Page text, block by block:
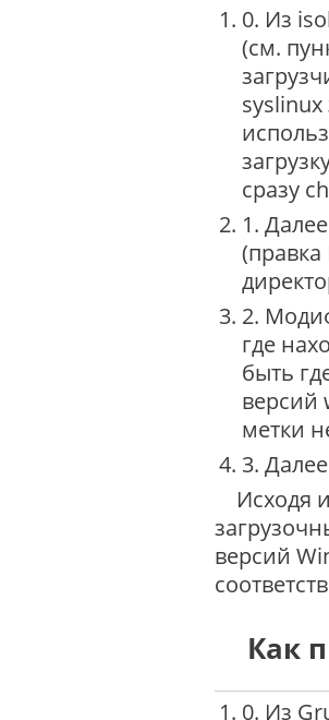
0. Из
(см.
syslinux
сразу
1.
(правка
2.
где
быть
версий
метки
3.
Исходя
версий
Как
0. Из